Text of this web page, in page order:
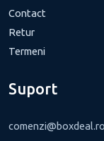
Contact
Retur
Termeni
Suport
comenzi@boxdeal.ro